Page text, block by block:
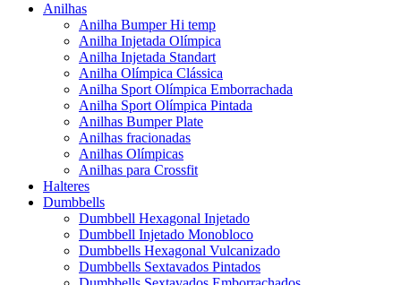
Anilhas
Anilha Bumper Hi temp
Anilha Injetada Olímpica
Anilha Injetada Standart
Anilha Olímpica Clássica
Anilha Sport Olímpica Emborrachada
Anilha Sport Olímpica Pintada
Anilhas Bumper Plate
Anilhas fracionadas
Anilhas Olímpicas
Anilhas para Crossfit
Halteres
Dumbbells
Dumbbell Hexagonal Injetado
Dumbbell Injetado Monobloco
Dumbbells Hexagonal Vulcanizado
Dumbbells Sextavados Pintados